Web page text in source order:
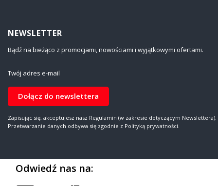
NEWSLETTER
Bądź na bieżąco z promocjami, nowościami i wyjątkowymi ofertami.
Twój adres e-mail
Dołącz do newslettera
Zapisując się, akceptujesz nasz Regulamin (w zakresie dotyczącym Newslettera).
Przetwarzanie danych odbywa się zgodnie z Polityką prywatności.
Odwiedź nas na: